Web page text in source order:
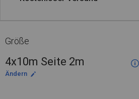
Größe
4x10m Seite 2m
Ändern